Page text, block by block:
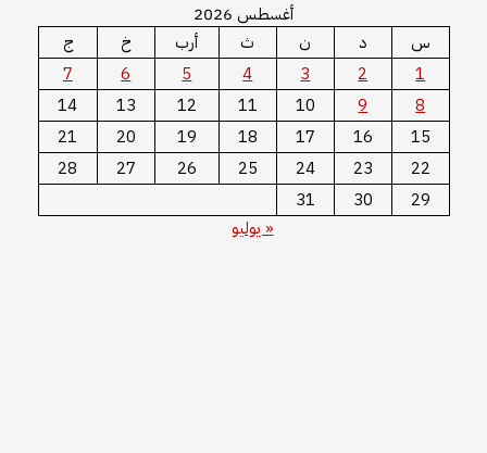
أغسطس 2026
س
د ن ث أرب خ
ج
1
2
3
4
5
6
7
8
9
10
11
12
13
14
15
16
17
18
19
20
21
22
23
24
25
26
27
28
29
30
31
« يوليو